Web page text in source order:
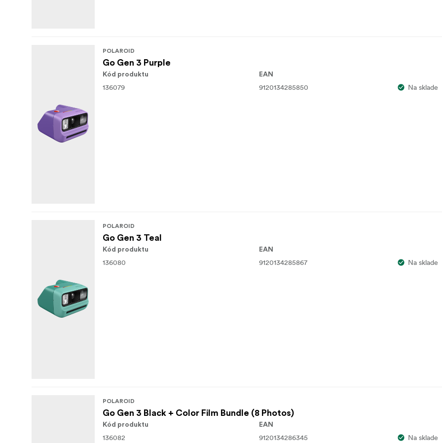
POLAROID
Go Gen 3 Purple
Kód produktu
136079
EAN
9120134285850 Na sklade
POLAROID
Go Gen 3 Teal
Kód produktu
136080
EAN
9120134285867 Na sklade
POLAROID
Go Gen 3 Black + Color Film Bundle (8 Photos)
Kód produktu
136082
EAN
9120134286345 Na sklade